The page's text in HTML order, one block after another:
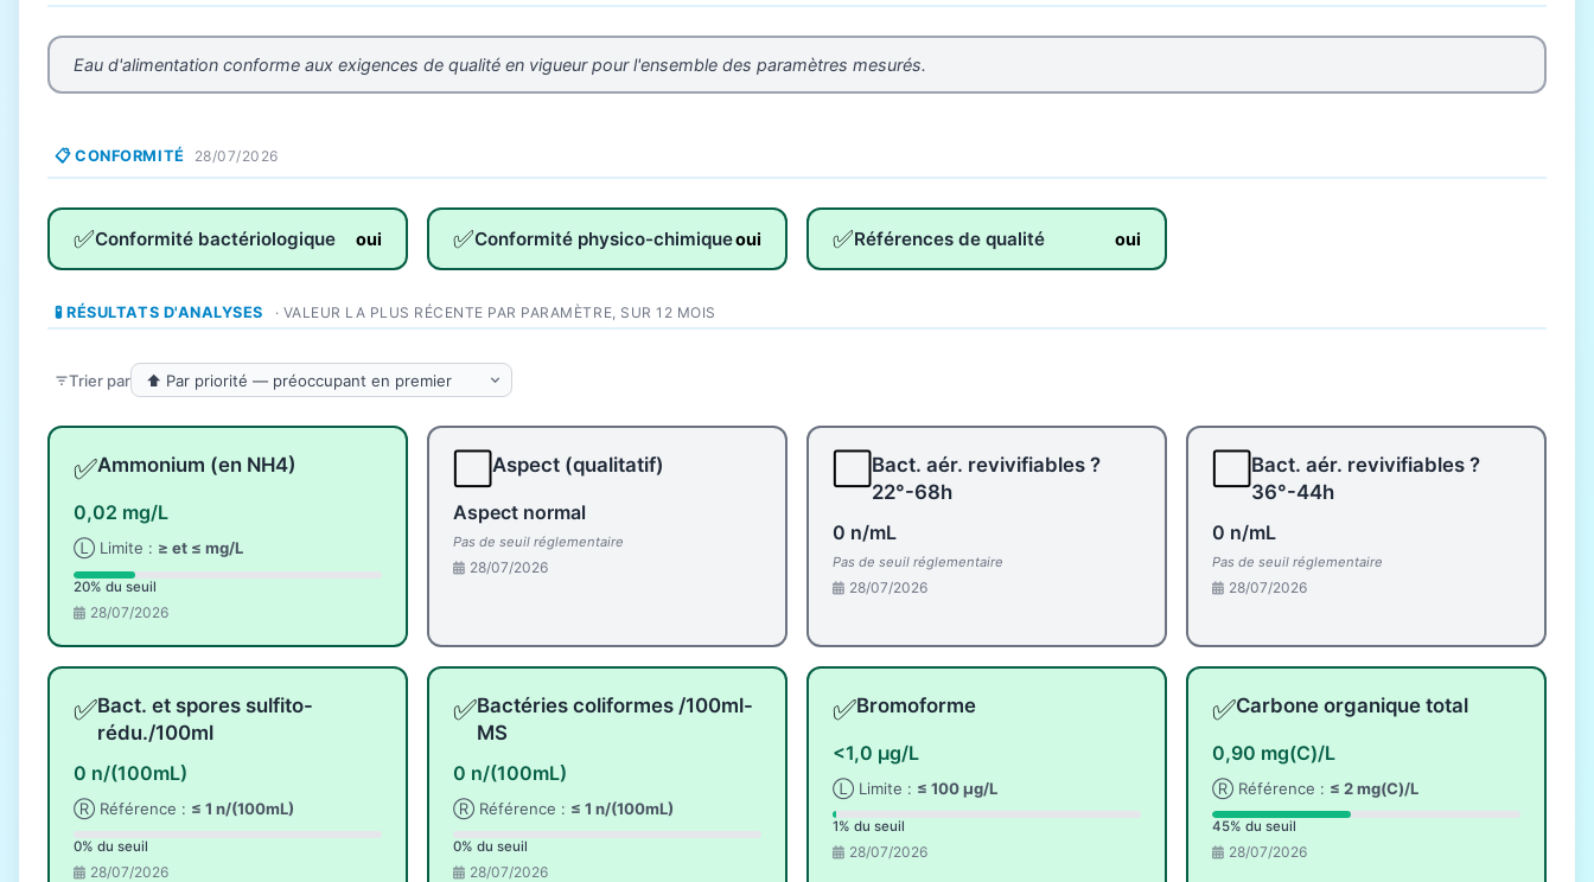
Eau d'alimentation conforme aux exigences de qualité en vigueur pour l'ensemble des paramètres mesurés.
📋 CONFORMITÉ 28/07/2026
✅Conformité bactériologique oui ✅Conformité physico-chimiqueoui ✅Références de qualité oui
🧪 RÉSULTATS D'ANALYSES · VALEUR LA PLUS RÉCENTE PAR PARAMÈTRE, SUR 12 MOIS
Trier par
✅Ammonium (en NH4)
0,02 mg/L
Ⓛ Limite : ≥ et ≤ mg/L
20% du seuil
28/07/2026
Aspect (qualitatif)
Aspect normal
Pas de seuil réglementaire
28/07/2026
Bact. aér. revivifiables ?
22°-68h
0 n/mL
Pas de seuil réglementaire
28/07/2026
Bact. aér. revivifiables ?
36°-44h
0 n/mL
Pas de seuil réglementaire
28/07/2026
✅Bact. et spores sulfito-
rédu./100ml
0 n/(100mL)
Ⓡ Référence : ≤ 1 n/(100mL)
0% du seuil
28/07/2026
✅Bactéries coliformes /100ml-
MS
0 n/(100mL)
Ⓡ Référence : ≤ 1 n/(100mL)
0% du seuil
28/07/2026
✅Bromoforme
<1,0 µg/L
Ⓛ Limite : ≤ 100 µg/L
1% du seuil
28/07/2026
✅Carbone organique total
0,90 mg(C)/L
Ⓡ Référence : ≤ 2 mg(C)/L
45% du seuil
28/07/2026